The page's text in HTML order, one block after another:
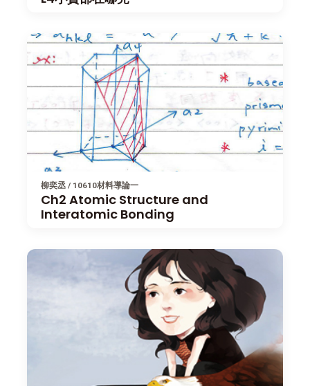
柳奕丞 / 10610材料導論一
Ch2 Atomic Structure and
Interatomic Bonding